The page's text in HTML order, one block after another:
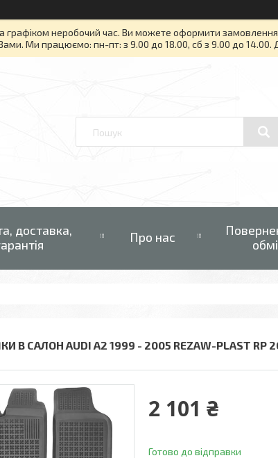
графіком неробочий час. Ви можете оформити замовлення
Ми працюємо: пн-пт: з 9.00 до 18.00, сб з 9.00 до 14.00.
доставка,
Про нас
В САЛОН AUDI A2 1999 - 2005 REZAW-PLAST RP
2 101 ₴
Готово до відправки